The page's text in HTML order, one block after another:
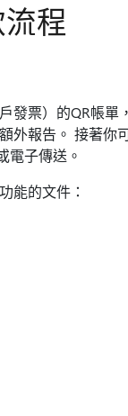
程
發票）的QR帳單
外報告。 接著你
電子傳送。
能的文件：